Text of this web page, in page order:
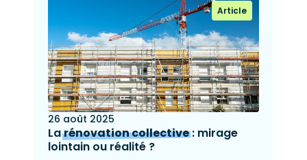
Article
26 août 2025
Larénovation collective: mirage
lointain ou réalité ?